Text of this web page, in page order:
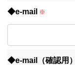
◆e-mail ※
◆e-mail（確認用）